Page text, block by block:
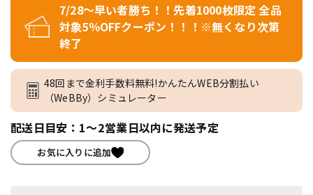
7/28～早い者勝ち！！先着1000枚限定 全品
対象5％OFFクーポン！！！※無くなり次第
終了
48回まで金利手数料無料!かんたんWEB分割払い
（WeBBy）シミュレーター
配送日目安：1～2営業日以内に発送予定
お気に入りに追加